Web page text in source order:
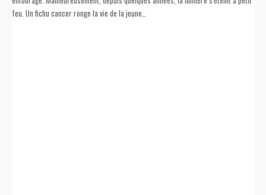
feu. Un fichu cancer ronge la vie de la jeune